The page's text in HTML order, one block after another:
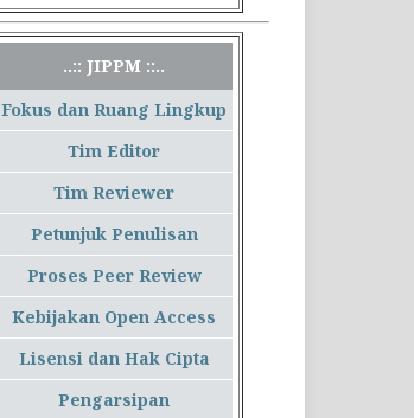
..:: JIPPM ::..
Fokus dan Ruang Lingkup
Tim Editor
Tim Reviewer
Petunjuk Penulisan
Proses Peer Review
Kebijakan Open Access
Lisensi dan Hak Cipta
Pengarsipan